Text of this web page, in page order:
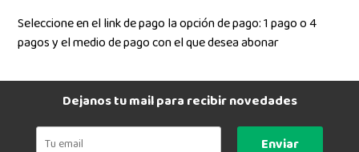
Seleccione en el link de pago la opción de pago: 1 pago o 4
pagos y el medio de pago con el que desea abonar
Dejanos tu mail para recibir novedades
Enviar